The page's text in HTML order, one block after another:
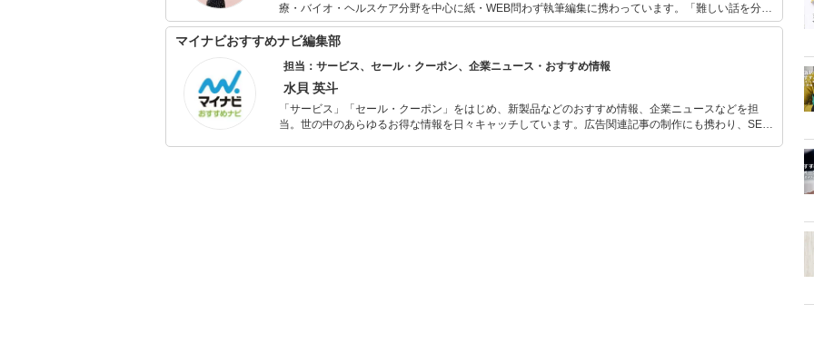
療・バイオ・ヘルスケア分野を中心に紙・WEB問わず執筆編集に携わっています。「難しい話を分か
りやすく」をモットーに、心をじんわり温めるような記事作成をお届け。当サイトでは健康にかかわ
るグッズや医療機器などを紹介し、皆さまの健康増進のお手伝いを致します。
マイナビおすすめナビ編集部
担当：サービス、セール・クーポン、企業ニュース・おすすめ情報
水貝 英斗
「サービス」「セール・クーポン」をはじめ、新製品などのおすすめ情報、企業ニュースなどを担
当。世の中のあらゆるお得な情報を日々キャッチしています。広告関連記事の制作にも携わり、SEO